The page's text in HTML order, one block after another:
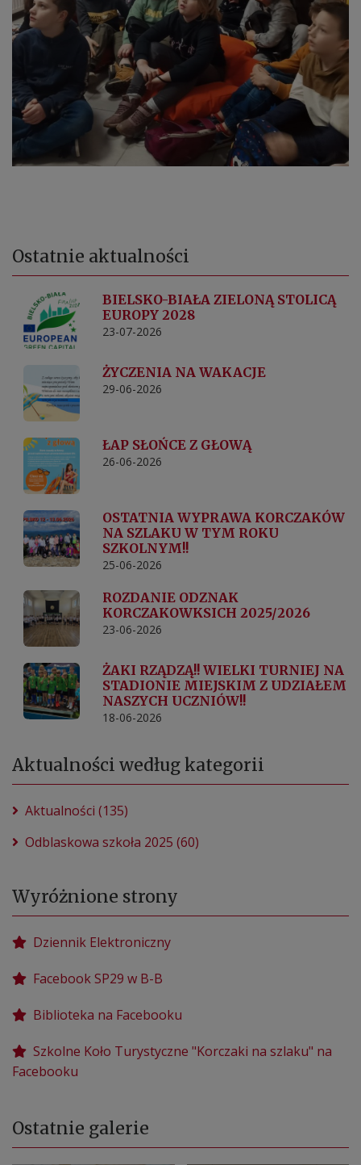
Ostatnie aktualności
BIELSKO-BIAŁA ZIELONĄ STOLICĄ
EUROPY 2028
23-07-2026
ŻYCZENIA NA WAKACJE
29-06-2026
ŁAP SŁOŃCE Z GŁOWĄ
26-06-2026
OSTATNIA WYPRAWA KORCZAKÓW
NA SZLAKU W TYM ROKU
SZKOLNYM!!
25-06-2026
ROZDANIE ODZNAK
KORCZAKOWKSICH 2025/2026
23-06-2026
ŻAKI RZĄDZĄ!! WIELKI TURNIEJ NA
STADIONIE MIEJSKIM Z UDZIAŁEM
NASZYCH UCZNIÓW!!
18-06-2026
Aktualności według kategorii
Aktualności (135)
Odblaskowa szkoła 2025 (60)
Wyróżnione strony
Dziennik Elektroniczny
Facebook SP29 w B-B
Biblioteka na Facebooku
Szkolne Koło Turystyczne "Korczaki na szlaku" na
Facebooku
Ostatnie galerie